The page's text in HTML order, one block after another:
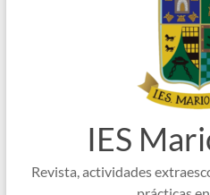
IES
Revista, actividades